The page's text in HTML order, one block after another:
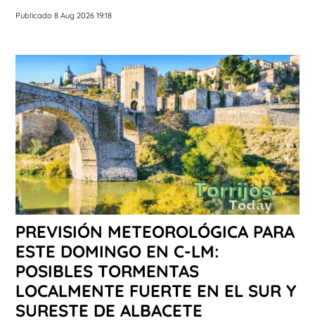
Publicado 8 Aug 2026 19:18
PREVISIÓN METEOROLÓGICA PARA
ESTE DOMINGO EN C-LM:
POSIBLES TORMENTAS
LOCALMENTE FUERTE EN EL SUR Y
SURESTE DE ALBACETE